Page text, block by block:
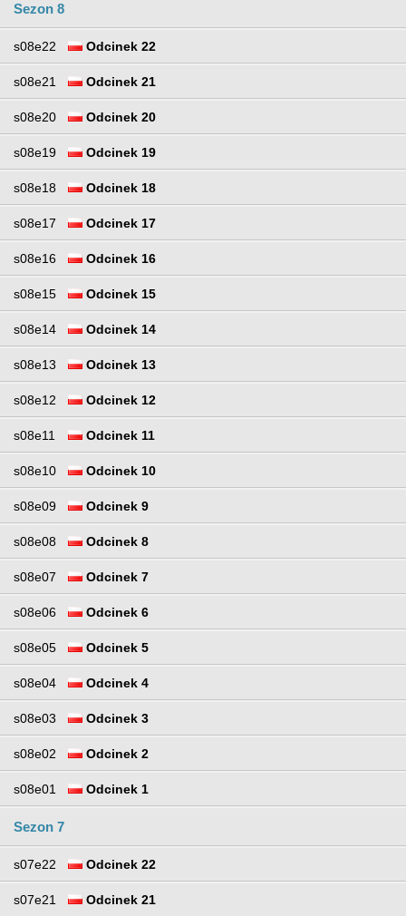
Sezon 8
s08e22 Odcinek 22
s08e21 Odcinek 21
s08e20 Odcinek 20
s08e19 Odcinek 19
s08e18 Odcinek 18
s08e17 Odcinek 17
s08e16 Odcinek 16
s08e15 Odcinek 15
s08e14 Odcinek 14
s08e13 Odcinek 13
s08e12 Odcinek 12
s08e11 Odcinek 11
s08e10 Odcinek 10
s08e09 Odcinek 9
s08e08 Odcinek 8
s08e07 Odcinek 7
s08e06 Odcinek 6
s08e05 Odcinek 5
s08e04 Odcinek 4
s08e03 Odcinek 3
s08e02 Odcinek 2
s08e01 Odcinek 1
Sezon 7
s07e22 Odcinek 22
s07e21 Odcinek 21